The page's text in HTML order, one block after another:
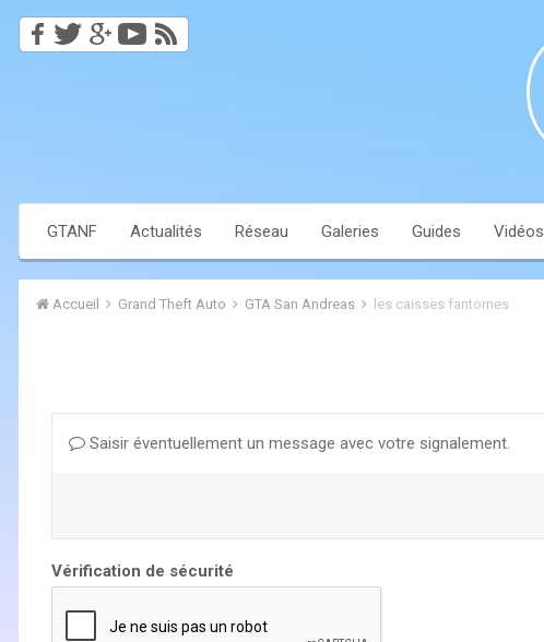
GTANF Actualités Réseau Galeries Guides Vidéos
Accueil Grand Theft Auto GTA San Andreas les caisses fantomes
Saisir éventuellement un message avec votre signalement.
Vérification de sécurité